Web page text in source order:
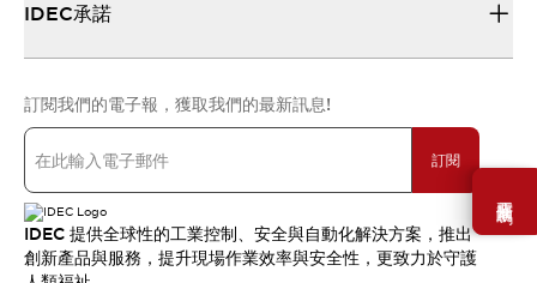
需要幫助嗎？
IDEC承諾
訂閱我們的電子報，獲取我們的最新訊息!
訂閱
IDEC 提供全球性的工業控制、安全與自動化解決方案，推出
創新產品與服務，提升現場作業效率與安全性，更致力於守護